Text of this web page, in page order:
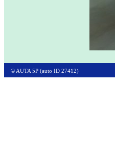
© AUTA 5P (auto ID 27412)